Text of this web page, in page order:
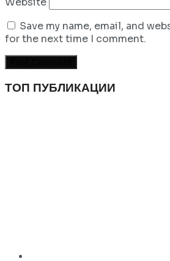
Save my name, email, and
for the next time I comment.
ТОП ПУБЛИКАЦИИ